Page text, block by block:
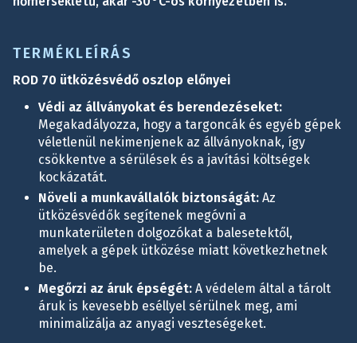
TERMÉKLEÍRÁS
ROD 70 ütközésvédő oszlop előnyei
Védi az állványokat és berendezéseket:
Megakadályozza, hogy a targoncák és egyéb gépek
véletlenül nekimenjenek az állványoknak, így
csökkentve a sérülések és a javítási költségek
kockázatát.
Növeli a munkavállalók biztonságát: Az
ütközésvédők segítenek megóvni a
munkaterületen dolgozókat a balesetektől,
amelyek a gépek ütközése miatt következhetnek
be.
Megőrzi az áruk épségét: A védelem által a tárolt
áruk is kevesebb eséllyel sérülnek meg, ami
minimalizálja az anyagi veszteségeket.